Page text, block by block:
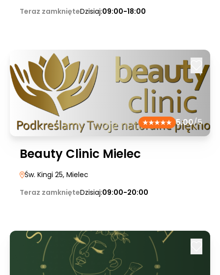
Teraz zamknięteDzisiaj:09:00-18:00
5.00/5
Beauty Clinic Mielec
Św. Kingi 25, Mielec
Teraz zamknięteDzisiaj:09:00-20:00